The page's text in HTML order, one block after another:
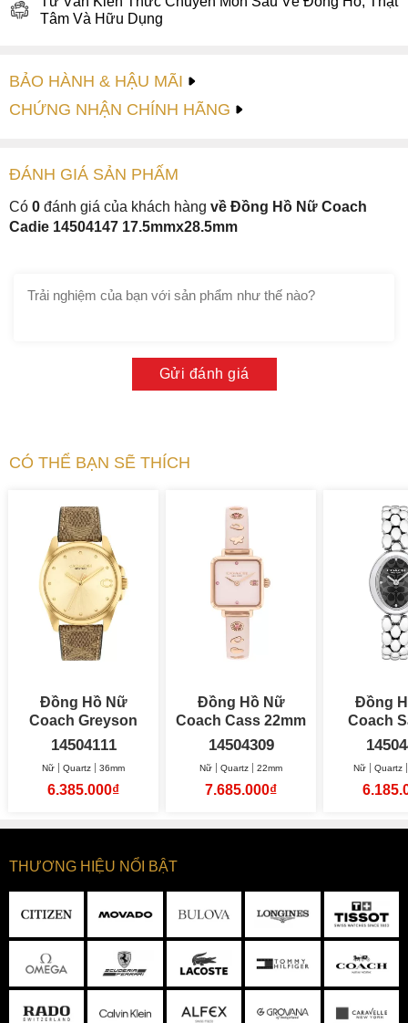
Tâm Và Hữu Dụng
BẢO HÀNH & HẬU MÃI
CHỨNG NHẬN CHÍNH HÃNG
ĐÁNH GIÁ SẢN PHẤM
Có 0 đánh giá của khách hàng về Đồng Hồ Nữ Coach
Cadie 14504147 17.5mmx28.5mm
Gửi đánh giá
CÓ THỂ BẠN SẼ THÍCH
Đồng Hồ Nữ
Coach Greyson
36mm
14504111
Nữ Quartz 36mm
6.385.000₫
Đồng Hồ Nữ
Coach Cass 22mm
14504309
Nữ Quartz 22mm
7.685.000₫
Đồng
Coach
Nữ Quartz
THƯƠNG HIỆU NỔI BẬT